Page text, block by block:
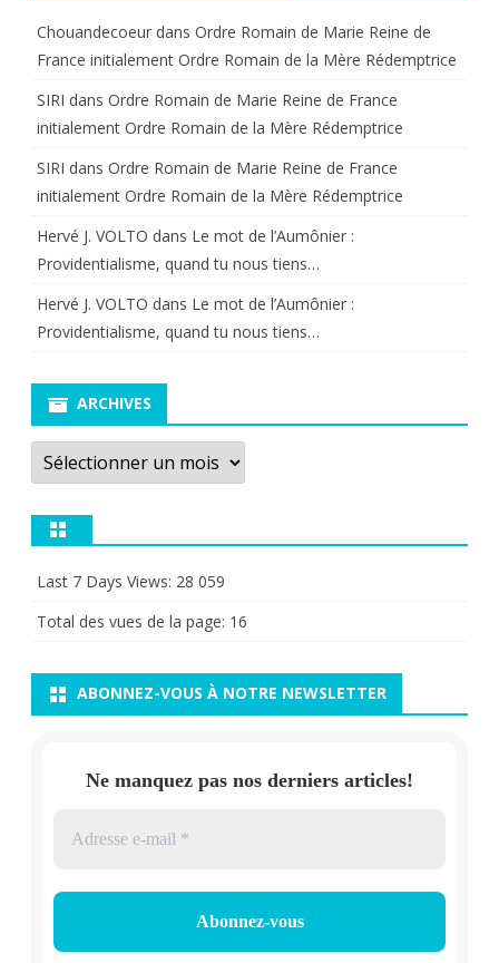
Chouandecoeur dans Ordre Romain de Marie Reine de
France initialement Ordre Romain de la Mère Rédemptrice
SIRI dans Ordre Romain de Marie Reine de France
initialement Ordre Romain de la Mère Rédemptrice
SIRI dans Ordre Romain de Marie Reine de France
initialement Ordre Romain de la Mère Rédemptrice
Hervé J. VOLTO dans Le mot de l’Aumônier :
Providentialisme, quand tu nous tiens…
Hervé J. VOLTO dans Le mot de l’Aumônier :
Providentialisme, quand tu nous tiens…
ARCHIVES
Archives
Last 7 Days Views: 28 059
Total des vues de la page: 16
ABONNEZ-VOUS À NOTRE NEWSLETTER
Ne manquez pas nos derniers articles!